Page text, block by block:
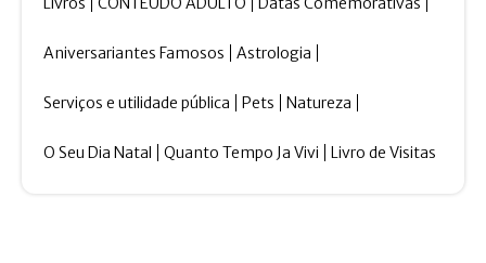
Aniversariantes Famosos Astrologia
Serviços e utilidade pública Pets Natureza
O Seu Dia Natal Quanto Tempo Ja Vivi Livro de Visitas